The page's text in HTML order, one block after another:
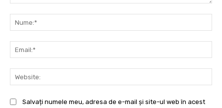
Salvați numele meu, adresa de e-mail și site-ul web în acest